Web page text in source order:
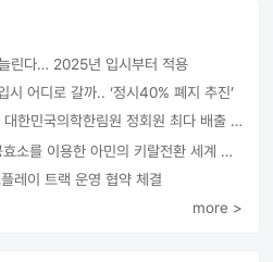
린다… 2025년 입시부터 적용
어디로 갈까.. ‘정시40% 폐지 추진’
고려대학교 의과대학, 4년 연속 대한민국의학한림원 정회원 최다 배출 外
연세대학교 신종식 교수팀, 인공효소를 이용한 아민의 키랄전환 세계 최초로 성공
레이 트랙 운영 협약 체결
more >